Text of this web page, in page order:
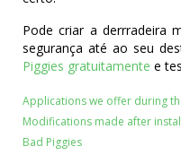
Pode criar a derrradeira
segurança até ao seu
Piggies gratuitamente e
Applications we offer during
Modifications made after
Bad Piggies